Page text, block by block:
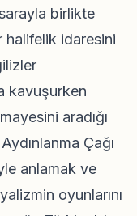
birlikte
idaresini
kavuşurken
aradığı
Çağı
anlamak ve
oyunlarını